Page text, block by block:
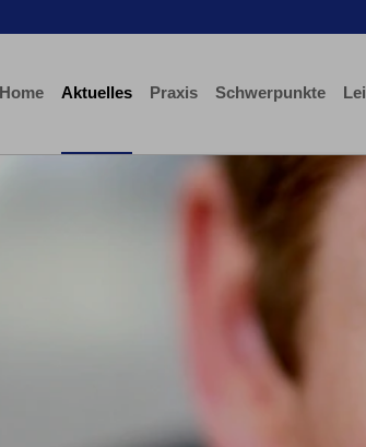
Home Aktuelles Praxis Schwerpunkte